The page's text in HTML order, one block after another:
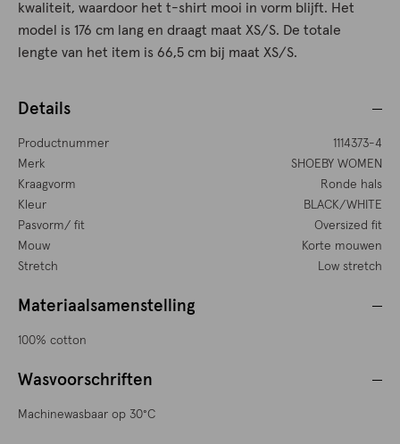
kwaliteit, waardoor het t-shirt mooi in vorm blijft. Het
model is 176 cm lang en draagt maat XS/S. De totale
lengte van het item is 66,5 cm bij maat XS/S.
Details
Productnummer
1114373-4
Merk
SHOEBY WOMEN
Kraagvorm
Ronde hals
Kleur
BLACK/WHITE
Pasvorm/ fit
Oversized fit
Mouw
Korte mouwen
Stretch
Low stretch
Materiaalsamenstelling
100% cotton
Wasvoorschriften
Machinewasbaar op 30°C